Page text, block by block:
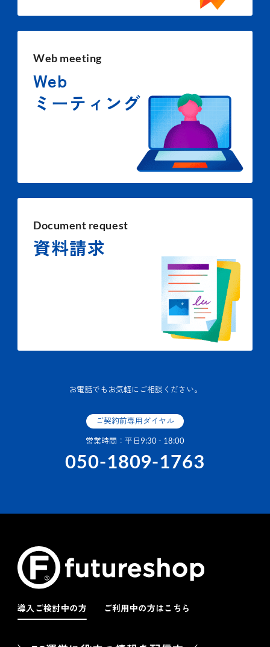
Web meeting
Web
ミーティング
Document request
資料請求
お電話でもお気軽にご相談ください。
ご契約前専用ダイヤル
営業時間：平日9:30 - 18:00
050-1809-1763
導入ご検討中の方 ご利用中の方はこちら